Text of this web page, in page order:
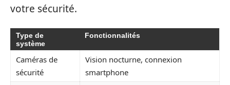
votre sécurité.
Type de
système
Fonctionnalités
Caméras de
sécurité
Vision nocturne, connexion
smartphone